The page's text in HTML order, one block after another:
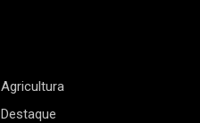
Agricultura
Destaque